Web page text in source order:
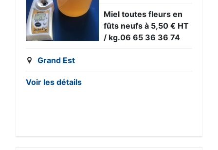
Miel toutes fleurs en
fûts neufs à 5,50 € HT
/ kg.06 65 36 36 74
Grand Est
Voir les détails